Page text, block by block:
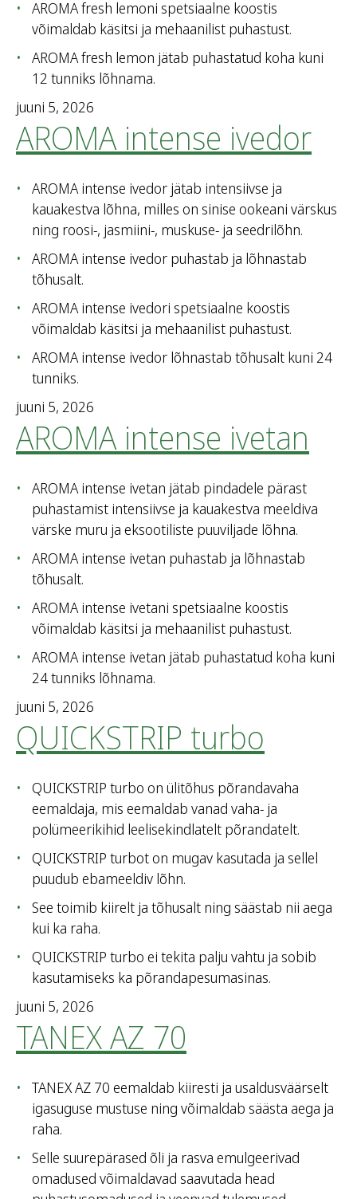
AROMA fresh lemoni spetsiaalne koostis
võimaldab käsitsi ja mehaanilist puhastust.
AROMA fresh lemon jätab puhastatud koha kuni
12 tunniks lõhnama.
juuni 5, 2026
AROMA intense ivedor
AROMA intense ivedor jätab intensiivse ja
kauakestva lõhna, milles on sinise ookeani värskus
ning roosi-, jasmiini-, muskuse- ja seedrilõhn.
AROMA intense ivedor puhastab ja lõhnastab
tõhusalt.
AROMA intense ivedori spetsiaalne koostis
võimaldab käsitsi ja mehaanilist puhastust.
AROMA intense ivedor lõhnastab tõhusalt kuni 24
tunniks.
juuni 5, 2026
AROMA intense ivetan
AROMA intense ivetan jätab pindadele pärast
puhastamist intensiivse ja kauakestva meeldiva
värske muru ja eksootiliste puuviljade lõhna.
AROMA intense ivetan puhastab ja lõhnastab
tõhusalt.
AROMA intense ivetani spetsiaalne koostis
võimaldab käsitsi ja mehaanilist puhastust.
AROMA intense ivetan jätab puhastatud koha kuni
24 tunniks lõhnama.
juuni 5, 2026
QUICKSTRIP turbo
QUICKSTRIP turbo on ülitõhus põrandavaha
eemaldaja, mis eemaldab vanad vaha- ja
polümeerikihid leelisekindlatelt põrandatelt.
QUICKSTRIP turbot on mugav kasutada ja sellel
puudub ebameeldiv lõhn.
See toimib kiirelt ja tõhusalt ning säästab nii aega
kui ka raha.
QUICKSTRIP turbo ei tekita palju vahtu ja sobib
kasutamiseks ka põrandapesumasinas.
juuni 5, 2026
TANEX AZ 70
TANEX AZ 70 eemaldab kiiresti ja usaldusväärselt
igasuguse mustuse ning võimaldab säästa aega ja
raha.
Selle suurepärased õli ja rasva emulgeerivad
omadused võimaldavad saavutada head